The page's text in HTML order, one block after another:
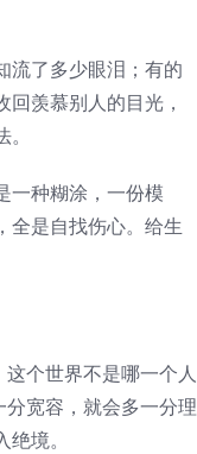
流了多少眼泪；有的
羡慕别人的目光，
一种糊涂，一份模
全是自找伤心。给生
个世界不是哪一个人
宽容，就会多一分理
境。